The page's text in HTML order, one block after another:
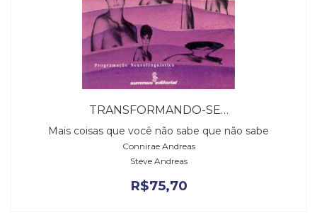
TRANSFORMANDO-SE…
Mais coisas que você não sabe que não sabe
Connirae Andreas
Steve Andreas
R$75,70